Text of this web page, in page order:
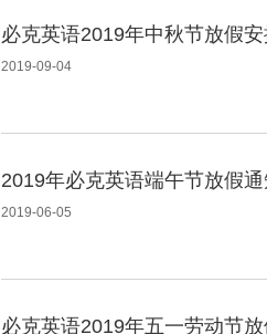
必克英语2019年中秋节放假
2019-09-04
2019年必克英语端午节放假通
2019-06-05
必克英语2019年五一劳动节放